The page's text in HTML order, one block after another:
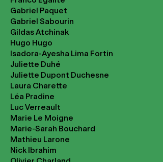
Gabriel Paquet
Gabriel Sabourin
Gildas Atchinak
Hugo Hugo
Isadora-Ayesha Lima Fortin
Juliette Duhé
Juliette Dupont Duchesne
Laura Charette
Léa Pradine
Luc Verreault
Marie Le Moigne
Marie-Sarah Bouchard
Mathieu Larone
Nick Ibrahim